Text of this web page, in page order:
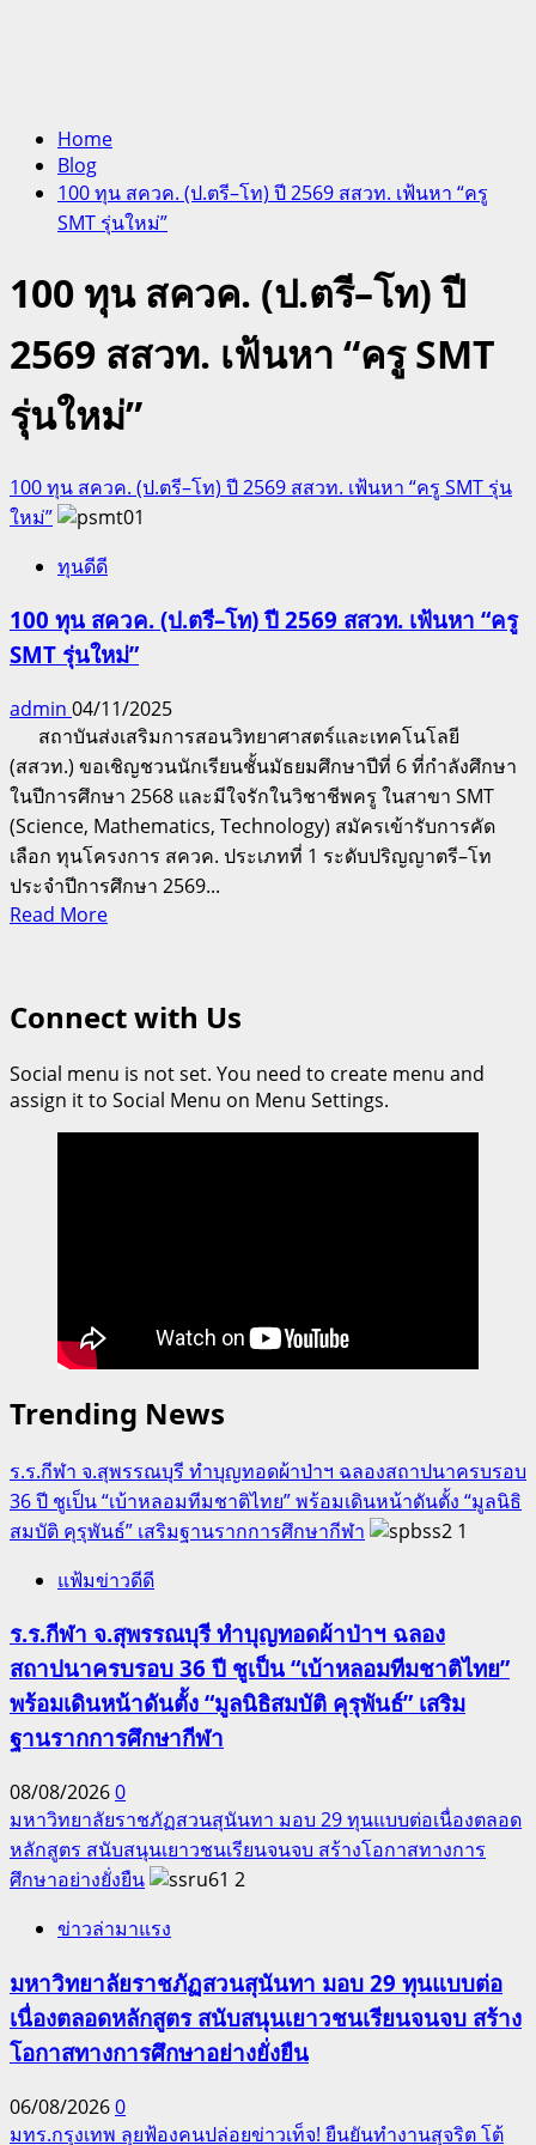
Home
Blog
100 ทุน สควค. (ป.ตรี–โท) ปี 2569 สสวท. เฟ้นหา “ครู
SMT รุ่นใหม่”
100 ทุน สควค. (ป.ตรี–โท) ปี
2569 สสวท. เฟ้นหา “ครู SMT
รุ่นใหม่”
100 ทุน สควค. (ป.ตรี–โท) ปี 2569 สสวท. เฟ้นหา “ครู SMT รุ่น
ใหม่”
ทุนดีดี
100 ทุน สควค. (ป.ตรี–โท) ปี 2569 สสวท. เฟ้นหา “ครู
SMT รุ่นใหม่”
admin 04/11/2025
สถาบันส่งเสริมการสอนวิทยาศาสตร์และเทคโนโลยี
(สสวท.) ขอเชิญชวนนักเรียนชั้นมัธยมศึกษาปีที่ 6 ที่กำลังศึกษา
ในปีการศึกษา 2568 และมีใจรักในวิชาชีพครู ในสาขา SMT
(Science, Mathematics, Technology) สมัครเข้ารับการคัด
เลือก ทุนโครงการ สควค. ประเภทที่ 1 ระดับปริญญาตรี–โท
ประจำปีการศึกษา 2569...
Read MoreRead
ทุน
(ป.ตรี–
โท)
ปี
ใหม่”
Connect with Us
Social menu is not set. You need to create menu and
assign it to Social Menu on Menu Settings.
Trending News
ร.ร.กีฬา จ.สุพรรณบุรี ทำบุญทอดผ้าป่าฯ ฉลองสถาปนาครบรอบ
36 ปี ชูเป็น “เบ้าหลอมทีมชาติไทย” พร้อมเดินหน้าดันตั้ง “มูลนิธิ
สมบัติ คุรุพันธ์” เสริมฐานรากการศึกษากีฬา
1
แฟ้มข่าวดีดี
ร.ร.กีฬา จ.สุพรรณบุรี ทำบุญทอดผ้าป่าฯ ฉลอง
สถาปนาครบรอบ 36 ปี ชูเป็น “เบ้าหลอมทีมชาติไทย”
พร้อมเดินหน้าดันตั้ง “มูลนิธิสมบัติ คุรุพันธ์” เสริม
ฐานรากการศึกษากีฬา
08/08/20260
มหาวิทยาลัยราชภัฏสวนสุนันทา มอบ 29 ทุนแบบต่อเนื่องตลอด
หลักสูตร สนับสนุนเยาวชนเรียนจนจบ สร้างโอกาสทางการ
ศึกษาอย่างยั่งยืน
2
ข่าวล่ามาแรง
มหาวิทยาลัยราชภัฏสวนสุนันทา มอบ 29 ทุนแบบต่อ
เนื่องตลอดหลักสูตร สนับสนุนเยาวชนเรียนจนจบ สร้าง
โอกาสทางการศึกษาอย่างยั่งยืน
06/08/20260
มทร.กรุงเทพ ลุยฟ้องคนปล่อยข่าวเท็จ! ยืนยันทำงานสุจริต โต้